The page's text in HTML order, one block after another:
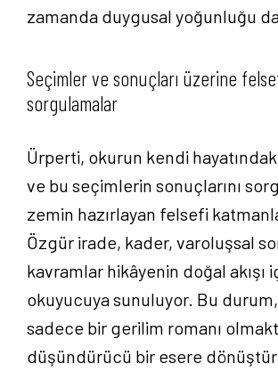
Anasayfa
Hakkımızda
Yayın Paketlerimiz
zamanda duygusal yoğunluğu da
Seçimler ve sonuçları üzerine
sorgulamalar
Ürperti, okurun kendi
ve bu seçimlerin sonuçlarını
zemin hazırlayan felsefi
Özgür irade, kader, varoluşsal
kavramlar hikâyenin doğal akışı
okuyucuya sunuluyor. Bu durum,
sadece bir gerilim romanı
düşündürücü bir esere